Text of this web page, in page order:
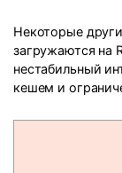
Некоторые
загружаются на
нестабильный
кешем и